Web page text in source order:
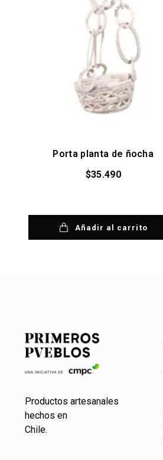
Porta planta de ñocha
$35.490
Añadir al carrito
Productos artesanales
hechos en
Chile.